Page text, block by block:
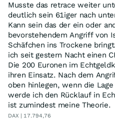
Musste das retrace weiter
deutlich sein 61iger nach
Kann sein das der ein oder
bevorstehendem Angriff von
Schäfchen ins Trockene
ich seit gestern Nacht einen
Die 200 Euronen im
ihren Einsatz. Nach dem
oben hinlegen, wenn die
werde ich den Rücklauf in
ist zumindest meine Theorie.
DAX | 17.794,76